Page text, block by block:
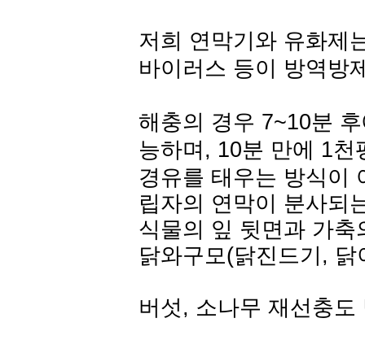
저희 연막기와 유화제
바이러스 등이 방역방
해충의 경우 7~10분
능하며, 10분 만에 1천
경유를 태우는 방식이
립자의 연막이 분사되
식물의 잎 뒷면과 가
닭와구모(닭진드기,
버섯, 소나무 재선충